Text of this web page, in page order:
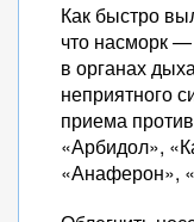
Как быстро
что насморк
в органах
неприятного
приема
«Арбидол»,
«Анаферон»,